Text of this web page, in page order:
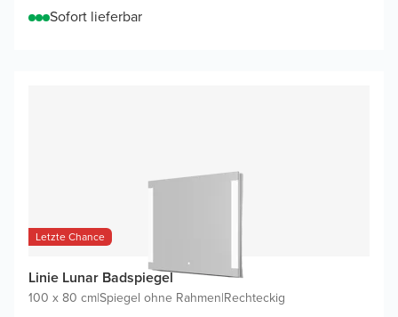
Sofort lieferbar
Letzte Chance
Linie Lunar Badspiegel
100 x 80 cm|Spiegel ohne Rahmen|Rechteckig